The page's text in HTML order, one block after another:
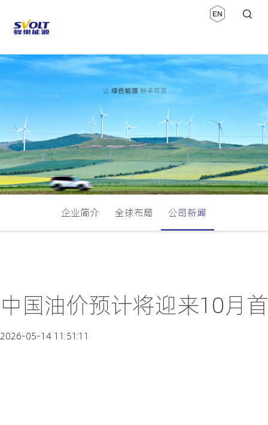
企业简介 全球布局 公司新闻
中国油价预计将迎来10月
2026-05-14 11:51:11